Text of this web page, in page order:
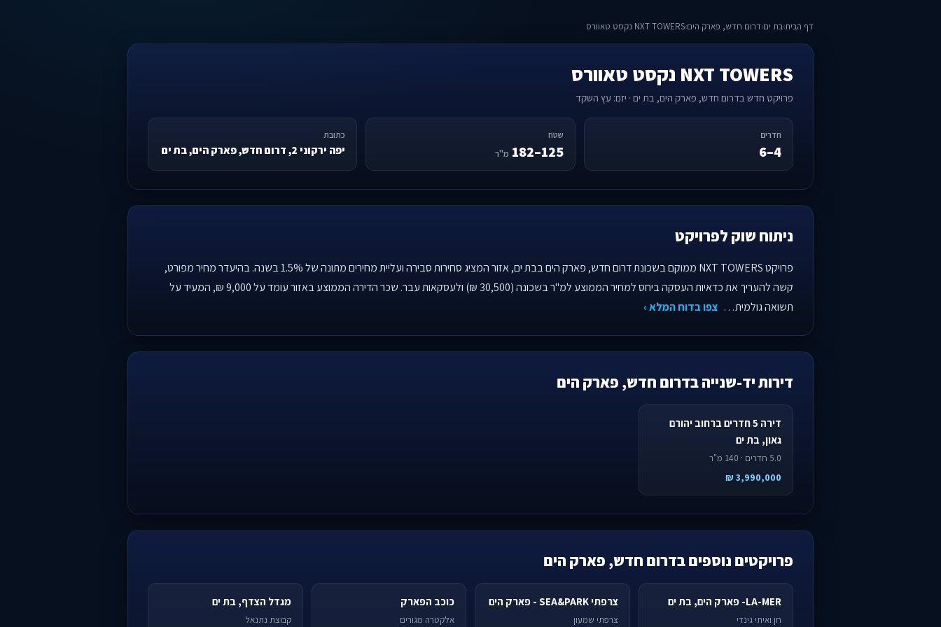
דף הבית›בת ים›דרום חדש, פארק הים›NXT TOWERS נקסט טאוורס
NXT TOWERS נקסט טאוורס
פרויקט חדש בדרום חדש, פארק הים, בת ים · יזם: עץ השקד
חדרים
4–6
שטח
125–182 מ"ר
כתובת
יפה ירקוני 2, דרום חדש, פארק הים, בת ים
ניתוח שוק לפרויקט
פרויקט NXT TOWERS ממוקם בשכונת דרום חדש, פארק הים בבת ים, אזור המציג סחירות סבירה ועליית מחירים מתונה של 1.5% בשנה. בהיעדר מחיר מפורט,
קשה להעריך את כדאיות העסקה ביחס למחיר הממוצע למ"ר בשכונה (30,500 ₪) ולעסקאות עבר. שכר הדירה הממוצע באזור עומד על 9,000 ₪, המעיד על
תשואה גולמית… צפו בדוח המלא ›
דירות יד-שנייה בדרום חדש, פארק הים
דירה 5 חדרים ברחוב יהורם
גאון, בת ים
5.0 חדרים · 140 מ"ר
3,990,000 ₪
פרויקטים נוספים בדרום חדש, פארק הים
LA-MER- פארק הים, בת ים
חן ואיתי גינדי
צרפתי SEA&PARK - פארק הים
צרפתי שמעון
כוכב הפארק
אלקטרה מגורים
מגדל הצדף, בת ים
קבוצת נתנאל